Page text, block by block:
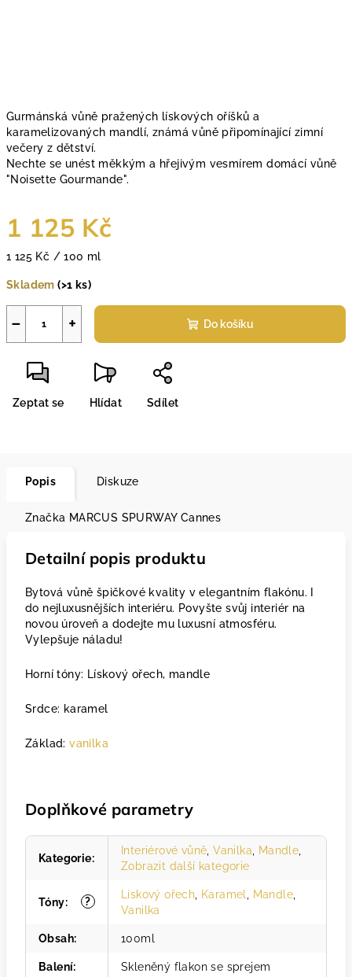
Gurmánská vůně pražených lískových oříšků a
karamelizovaných mandlí, známá vůně připomínající zimní
večery z dětství.
Nechte se unést měkkým a hřejivým vesmírem domácí vůně
"Noisette Gourmande".
1 125 Kč
Měrná
1 125 Kč / 100 ml
Skladem(>1 ks)
+
− Do košíku
Zeptat se Hlídat Sdílet
Popis Diskuze
Značka MARCUS SPURWAY Cannes
Detailní popis produktu
Bytová vůně špičkové kvality v elegantním flakónu. I
do nejluxusnějších interiéru. Povyšte svůj interiér na
novou úroveň a dodejte mu luxusní atmosféru.
Vylepšuje náladu!
Horní tóny: Lískový ořech, mandle
Srdce: karamel
Základ:vanilka
Doplňkové parametry
Kategorie:
Interiérové vůně ,Vanilka Mandle
Zobrazit další kategorie
?
Tóny:
Lískový ořech Karamel Mandle
Vanilka
Obsah: 100ml
Balení: Skleněný flakon se sprejem